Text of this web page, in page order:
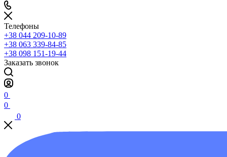
Телефоны
+38 044 209-10-89
+38 063 339-84-85
+38 098 151-19-44
Заказать звонок
0
0
0